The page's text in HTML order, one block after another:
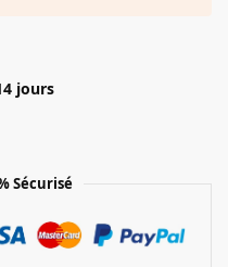
jours
Sécurisé